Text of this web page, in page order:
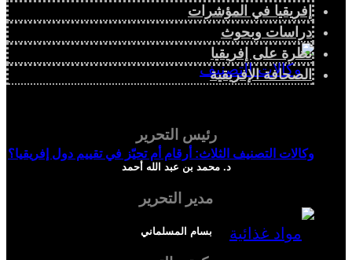
وكالات التصنيف الثلاث: أرقام أم تحيّز في تقييم دول إفريقيا؟
إفريقيا في المؤشرات
دراسات وبحوث
نظرة على إفريقيا
الصحافة الإفريقية
رئيس التحرير
د. محمد بن عبد الله أحمد
مدير التحرير
بسام المسلماني